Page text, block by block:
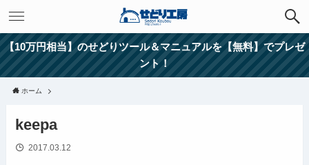
【10万円相当】のせどりツール＆マニュアルを【無料】でプレゼ
ント！
ホーム
keepa
2017.03.12